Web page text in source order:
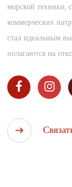
морской техники,
коммерческих
стал идеальным
полагаются на
углубимся в
тактного
подчеркнув его
правила игры в
Применение 2-
Коммерческий